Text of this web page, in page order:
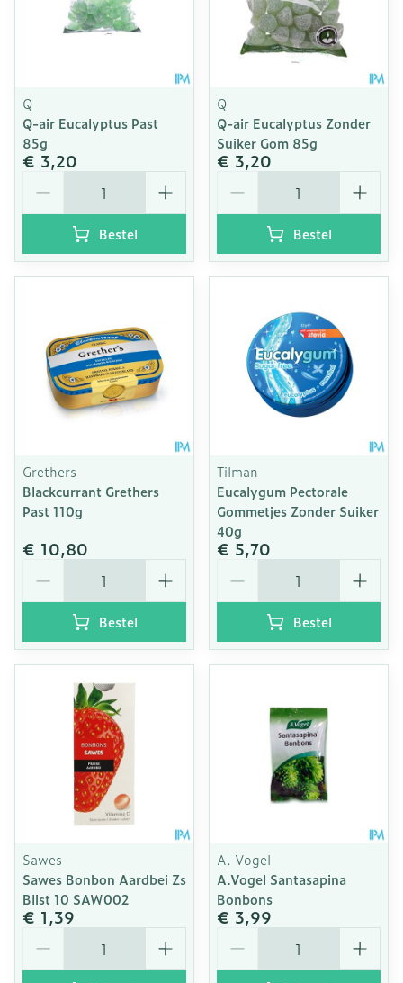
Q
Q-air Eucalyptus Past
85g
€ 3,20
Bestel
Q
Q-air Eucalyptus Zonder
Suiker Gom 85g
€ 3,20
Bestel
Grethers
Blackcurrant Grethers
Past 110g
€ 10,80
Bestel
Tilman
Eucalygum Pectorale
Gommetjes Zonder Suiker
40g
€ 5,70
Bestel
Sawes
Sawes Bonbon Aardbei Zs
Blist 10 SAW002
€ 1,39
A. Vogel
A.Vogel Santasapina
Bonbons
€ 3,99